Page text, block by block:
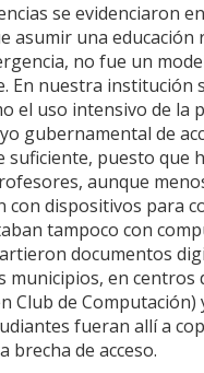
se evidenciaron
asumir una educación
no fue un
En nuestra institución
el uso intensivo de la
gubernamental de
suficiente, puesto que
aunque
con dispositivos para
tampoco con
documentos
municipios, en centros
Club de Computación)
fueran allí a
brecha de acceso.